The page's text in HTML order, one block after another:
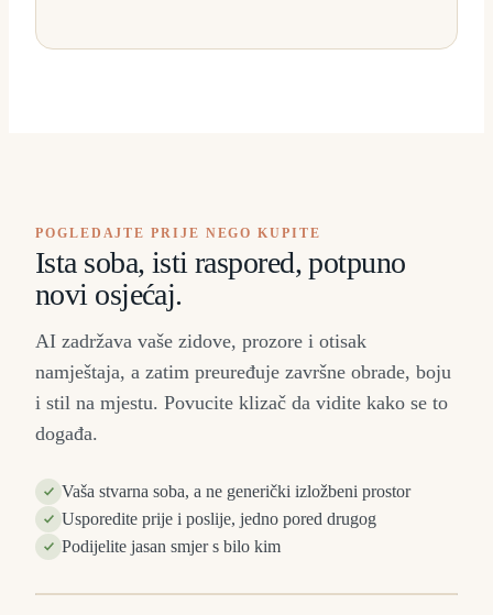
POGLEDAJTE PRIJE NEGO KUPITE
Ista soba, isti raspored, potpuno
novi osjećaj.
AI zadržava vaše zidove, prozore i otisak
namještaja, a zatim preuređuje završne obrade, boju
i stil na mjestu. Povucite klizač da vidite kako se to
događa.
Vaša stvarna soba, a ne generički izložbeni prostor
Usporedite prije i poslije, jedno pored drugog
Podijelite jasan smjer s bilo kim
PRIJE
⇔